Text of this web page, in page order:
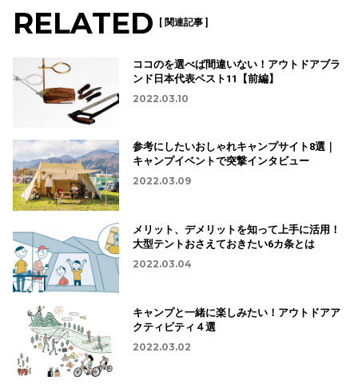
RELATED [ 関連記事 ]
ココのを選べば間違いない！アウトドアブラ
ンド日本代表ベスト11【前編】
2022.03.10
参考にしたいおしゃれキャンプサイト8選｜
キャンプイベントで突撃インタビュー
2022.03.09
メリット、デメリットを知って上手に活用！
大型テントおさえておきたい6カ条とは
2022.03.04
キャンプと一緒に楽しみたい！アウトドアア
クティビティ４選
2022.03.02